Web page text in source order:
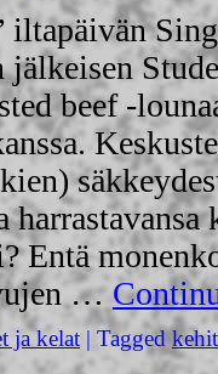
jälkeisen
beef -
Entä
…
ja kelat | Tagged